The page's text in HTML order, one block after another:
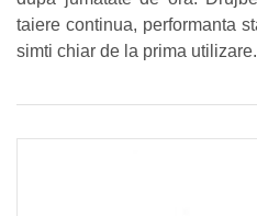
taiere continua, performanta
simti chiar de la prima utilizare.